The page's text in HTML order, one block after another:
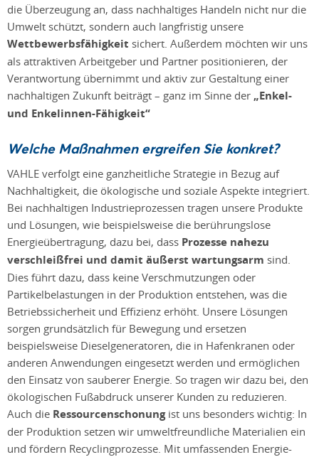
die Überzeugung an, dass nachhaltiges Handeln nicht nur die
Umwelt schützt, sondern auch langfristig unsere
Wettbewerbsfähigkeit sichert. Außerdem möchten wir uns
als attraktiven Arbeitgeber und Partner positionieren, der
Verantwortung übernimmt und aktiv zur Gestaltung einer
nachhaltigen Zukunft beiträgt – ganz im Sinne der „Enkel-
und Enkelinnen-Fähigkeit“
Welche Maßnahmen ergreifen Sie konkret?
VAHLE verfolgt eine ganzheitliche Strategie in Bezug auf
Nachhaltigkeit, die ökologische und soziale Aspekte integriert.
Bei nachhaltigen Industrieprozessen tragen unsere Produkte
und Lösungen, wie beispielsweise die berührungslose
Energieübertragung, dazu bei, dass Prozesse nahezu
verschleißfrei und damit äußerst wartungsarm sind.
Dies führt dazu, dass keine Verschmutzungen oder
Partikelbelastungen in der Produktion entstehen, was die
Betriebssicherheit und Effizienz erhöht. Unsere Lösungen
sorgen grundsätzlich für Bewegung und ersetzen
beispielsweise Dieselgeneratoren, die in Hafenkranen oder
anderen Anwendungen eingesetzt werden und ermöglichen
den Einsatz von sauberer Energie. So tragen wir dazu bei, den
ökologischen Fußabdruck unserer Kunden zu reduzieren.
Auch die Ressourcenschonungist uns besonders wichtig: In
der Produktion setzen wir umweltfreundliche Materialien ein
und fördern Recyclingprozesse. Mit umfassenden Energie-